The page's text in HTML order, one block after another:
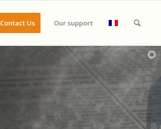
Contact Us Our support